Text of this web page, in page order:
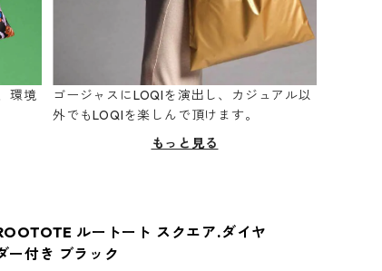
環境
ゴージャスにLOQIを演出し、カジュアル以
外でもLOQIを楽しんで頂けます。
もっと見る
ルートート スクエア.ダイヤ
ー付き ブラック